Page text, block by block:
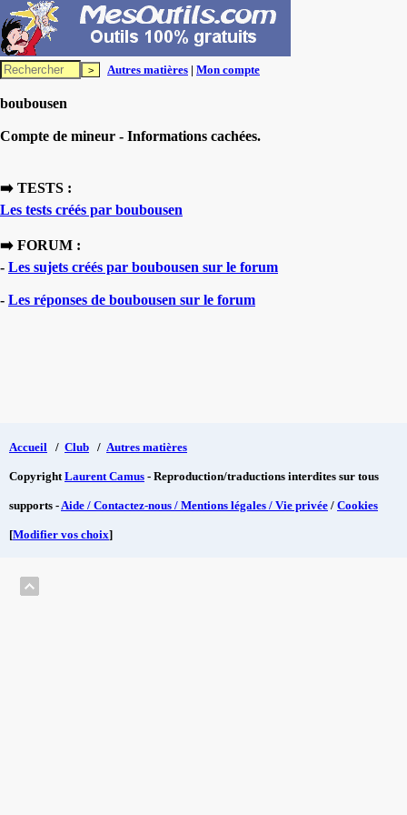
Autres matières | Mon compte
boubousen
Compte de mineur - Informations cachées.
➡️ TESTS :
Les tests créés par boubousen
➡️ FORUM :
- Les sujets créés par boubousen sur le forum
- Les réponses de boubousen sur le forum
Accueil / Club / Autres matières
CopyrightLaurent Camus - Reproduction/traductions interdites sur tous
supports -Aide / Contactez-nous / Mentions légales / Vie privée / Cookies
[Modifier vos choix]